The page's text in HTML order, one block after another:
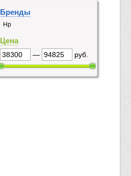
Бренды
Hp
Цена
— руб.